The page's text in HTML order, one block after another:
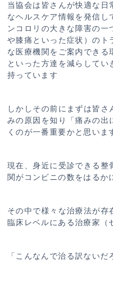
当協会は皆さんが快適な日
なヘルスケア情報を発信し
ンコロリの大きな障害の一
や膝痛といった症状）のト
な医療機関をご案内できる
といった方達を減らしてい
持っています
しかしその前にまずは皆
みの原因を知り「痛みの出
くのが一番重要かと思いま
現在、身近に受診できる整
関がコンビニの数をはるか
その中で様々な治療法が存
臨床レベルにある治療家（
「こんなんで治る訳ないだ